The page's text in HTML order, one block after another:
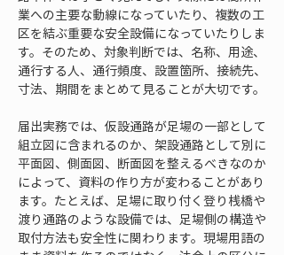
業への主要な動線になっていたり、複数の工
区を結ぶ重要な安全設備になっていたりしま
す。そのため、対象判断では、名称、用途、
通行する人、通行頻度、設置箇所、接続先、
寸法、期間をまとめて見ることが大切です。
届出実務では、仮設通路が足場の一部として
組立図に含まれるのか、架設通路として別に
平面図、側面図、断面図を整えるべきなのか
によって、資料の作り方が変わることがあり
ます。たとえば、足場に取り付く登り桟橋や
渡り通路のような設備では、足場側の構造や
取付方法も安全性に関わります。現場用語の